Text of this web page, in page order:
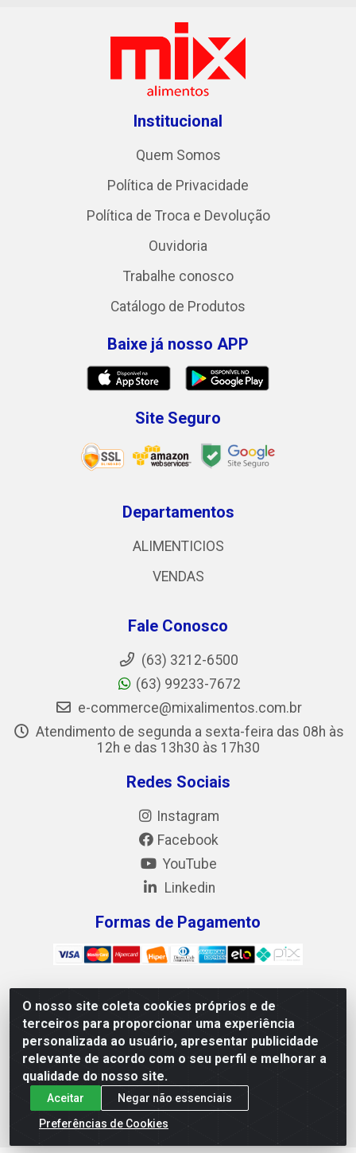
O nosso site coleta cookies próprios e de
terceiros para proporcionar uma experiência
personalizada ao usuário, apresentar publicidade
relevante de acordo com o seu perfil e melhorar a
qualidade do nosso site.
Aceitar
Negar não essenciais
Preferências de Cookies
Institucional
Quem Somos
Política de Privacidade
Política de Troca e Devolução
Ouvidoria
Trabalhe conosco
Catálogo de Produtos
Baixe já nosso APP
Site Seguro
Departamentos
ALIMENTICIOS
VENDAS
Fale Conosco
(63) 3212-6500
(63) 99233-7672
e-commerce@mixalimentos.com.br
Atendimento de segunda a sexta-feira das 08h às
12h e das 13h30 às 17h30
Redes Sociais
Instagram
Facebook
YouTube
Linkedin
Formas de Pagamento
Mix Alimentos LTDA - Quadra Asr Ne 55 (412 Norte), Alameda
02, S/N - Plano Diretor Norte, Palmas/TO - CEP 77.006-540 -
CNPJ 05.922.500/0001-02